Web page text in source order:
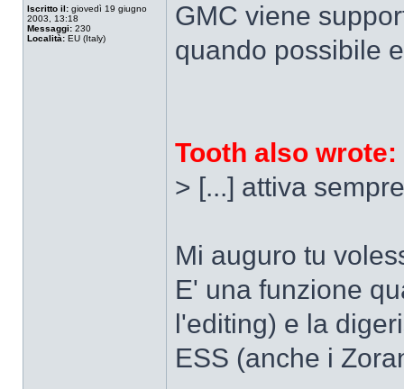
Iscritto il: giovedì 19 giugno
2003, 13:18
Messaggi: 230
Località: EU (Italy)
GMC viene
quando possibile
Tooth also wrote:
> [...] attiva
Mi auguro tu
E' una funzione
l'editing) e la
ESS (anche i